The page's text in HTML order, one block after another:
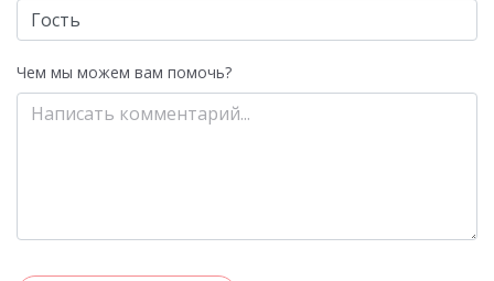
Чем мы можем вам помочь?